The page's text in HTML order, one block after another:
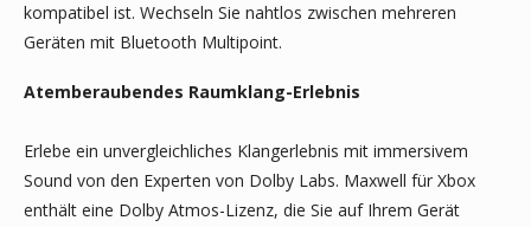
kompatibel ist. Wechseln Sie nahtlos zwischen mehreren
Geräten mit Bluetooth Multipoint.
Atemberaubendes Raumklang-Erlebnis
Erlebe ein unvergleichliches Klangerlebnis mit immersivem
Sound von den Experten von Dolby Labs. Maxwell für Xbox
enthält eine Dolby Atmos-Lizenz, die Sie auf Ihrem Gerät